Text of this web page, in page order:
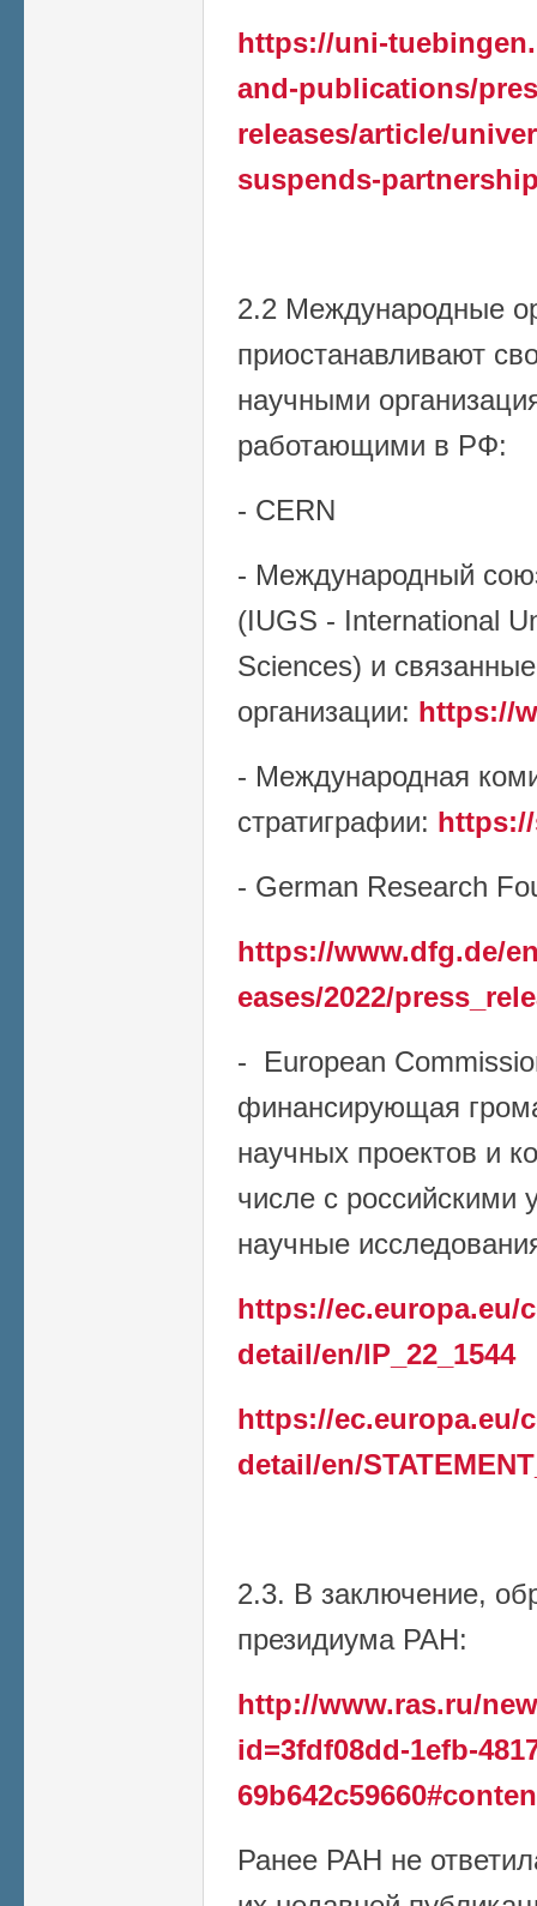
https://uni-
and-publications/
releases/article/
suspends-
2.2 Международные
приостанавливают
научными
работающими в РФ:
- CERN
- Международный
(IUGS - International
Sciences) и
организации: https://
- Международная
стратиграфии:
- German Research
https://www.dfg.de/
eases/2022/
- European
финансирующая
научных проектов и
числе с
научные
https://ec.europa.eu/
detail/en/IP_22_1544
https://ec.europa.eu/
detail/en/
2.3. В заключение,
президиума РАН:
http://www.ras.ru/
id=3fdf08dd-1efb-
Ранее РАН не